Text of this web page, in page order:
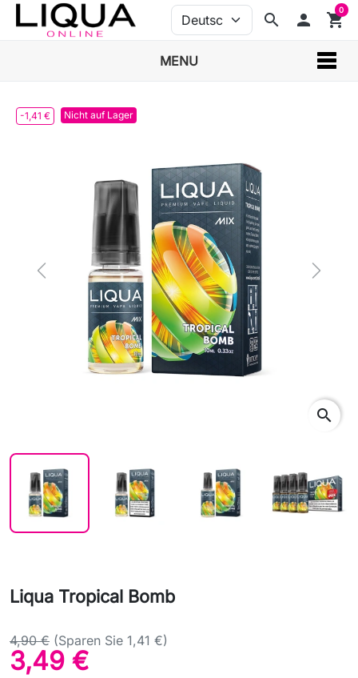
search person shopping_cart
0
MENU
-1,41 € Nicht auf Lager
Previous Next
search
Liqua Tropical Bomb
4,90 € (Sparen Sie 1,41 €)
3,49 €